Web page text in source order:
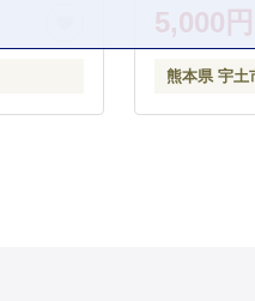
5,000円
熊本県 宇土